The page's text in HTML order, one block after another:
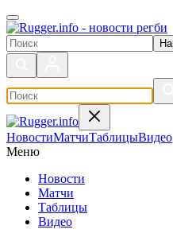
Поиск по сайту
НовостиМатчиТаблицыВидео
Меню
Новости
Матчи
Таблицы
Видео